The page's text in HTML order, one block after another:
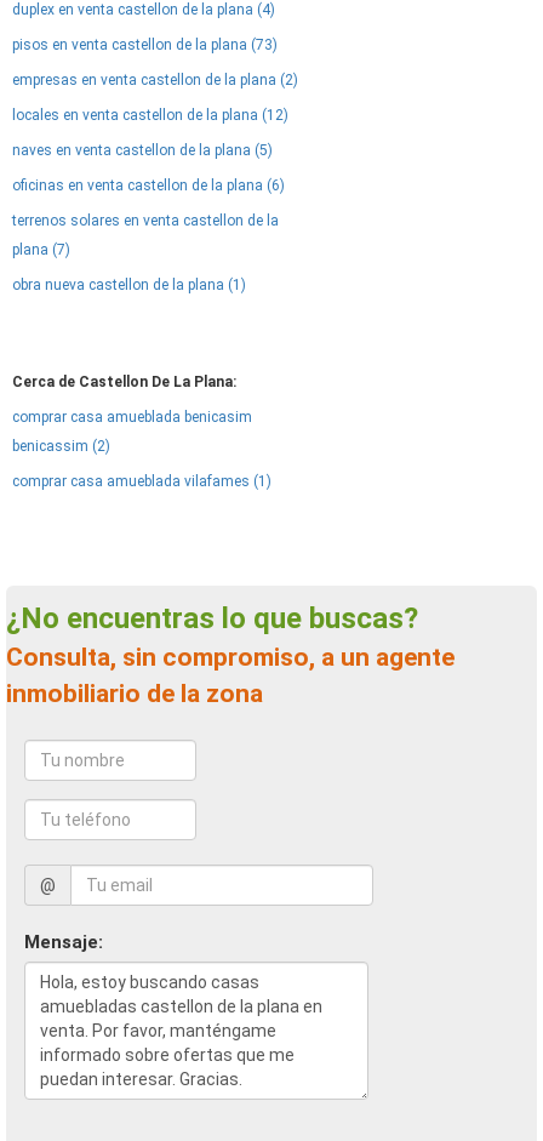
duplex en venta castellon de la plana (4)
pisos en venta castellon de la plana (73)
empresas en venta castellon de la plana (2)
locales en venta castellon de la plana (12)
naves en venta castellon de la plana (5)
oficinas en venta castellon de la plana (6)
terrenos solares en venta castellon de la
plana (7)
obra nueva castellon de la plana (1)
Cerca de Castellon De La Plana:
comprar casa amueblada benicasim
benicassim (2)
comprar casa amueblada vilafames (1)
¿No encuentras lo que buscas?
Consulta, sin compromiso, a un agente
inmobiliario de la zona
@
Mensaje: